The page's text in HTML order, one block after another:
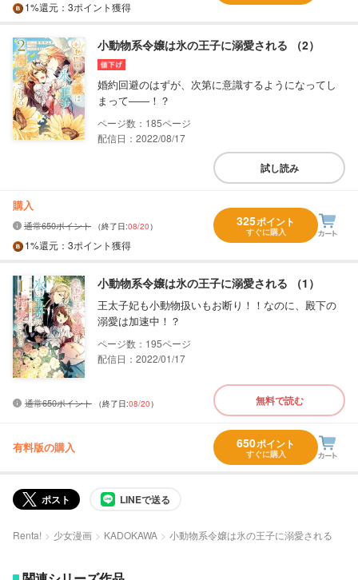
1%還元 ：3ポイント獲得
小動物系令嬢は氷の王子に溺愛される （2）
婚約回避のはずが、次第に意識するようになってし
まって――！？
185
配信日：2022/08/17
試し読み
購入
通常650ポイント （終了日:08/20）
1%還元 ：3ポイント獲得
325ポイント
すぐに購入
小動物系令嬢は氷の王子に溺愛される （1）
王太子妃も小動物扱いもお断り！！なのに、殿下の
溺愛は加速中！？
195
配信日：2022/01/17
通常650ポイント （終了日:08/20） 無料で読む
有料版の購入 650ポイント
すぐに購入
ポスト LINEで送る
Renta! 少女漫画 KADOKAWA 小動物系令嬢は氷の王子に溺愛される